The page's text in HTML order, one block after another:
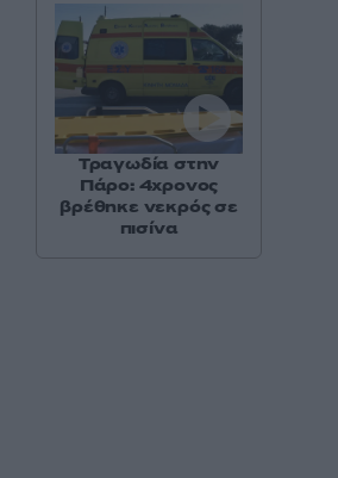
Τραγωδία στην
Πάρο: 4χρονος
βρέθηκε νεκρός σε
πισίνα